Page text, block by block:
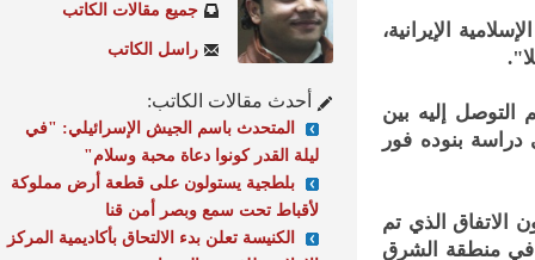
الإيرانية،
إليه بين
بنوده فور
الذي تم
منطقة الشرق
جميع مقالات الكاتب
راسل الكاتب
أحدث مقالات الكاتب:
المتحدث باسم الجيش الإسرائيلي: "في
ليلة القدر كونوا دعاة محبة وسلام"
بلطجية يستولون على قطعة أرض مملوكة
لأقباط تحت سمع وبصر أمن قنا
الكنيسة تعلن بدء الالتحاق بأكاديمية المركز